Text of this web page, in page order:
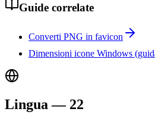
Guide correlate
Converti PNG in favicon
Dimensioni icone Windows
Lingua— 22